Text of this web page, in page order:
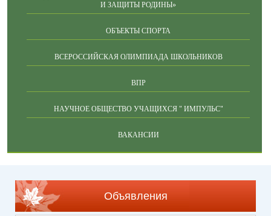
И ЗАЩИТЫ РОДИНЫ»
ОБЪЕКТЫ СПОРТА
ВСЕРОССИЙСКАЯ ОЛИМПИАДА ШКОЛЬНИКОВ
ВПР
НАУЧНОЕ ОБЩЕСТВО УЧАЩИХСЯ " ИМПУЛЬС"
ВАКАНСИИ
Объявления